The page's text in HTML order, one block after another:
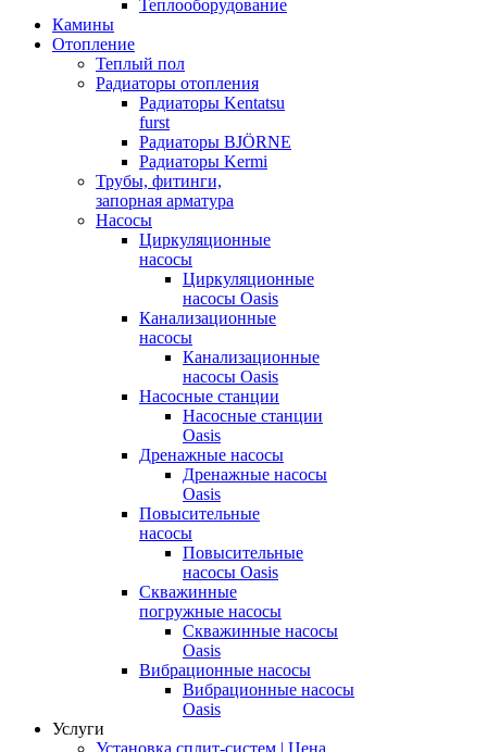
Теплооборудование
Камины
Отопление
Теплый пол
Радиаторы отопления
Радиаторы Kentatsu
furst
Радиаторы BJÖRNE
Радиаторы Kermi
Трубы, фитинги,
запорная арматура
Насосы
Циркуляционные
насосы
Циркуляционные
насосы Oasis
Канализационные
насосы
Канализационные
насосы Oasis
Насосные станции
Насосные станции
Oasis
Дренажные насосы
Дренажные насосы
Oasis
Повысительные
насосы
Повысительные
насосы Oasis
Скважинные
погружные насосы
Скважинные насосы
Oasis
Вибрационные насосы
Вибрационные насосы
Oasis
Услуги